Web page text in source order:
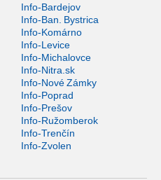
Info-Bardejov
Info-Ban. Bystrica
Info-Komárno
Info-Levice
Info-Michalovce
Info-Nitra.sk
Info-Nové Zámky
Info-Poprad
Info-Prešov
Info-Ružomberok
Info-Trenčín
Info-Zvolen